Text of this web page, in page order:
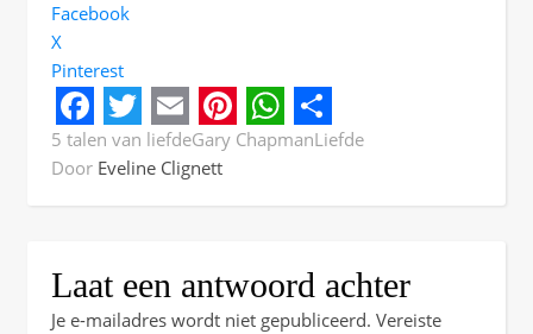
Facebook
X
Pinterest
Facebook
Twitter
EmailPinterest
WhatsApp
Share
5 talen van liefdeGary ChapmanLiefde
Door Eveline Clignett
Laat een antwoord achter
Je e-mailadres wordt niet gepubliceerd. Vereiste